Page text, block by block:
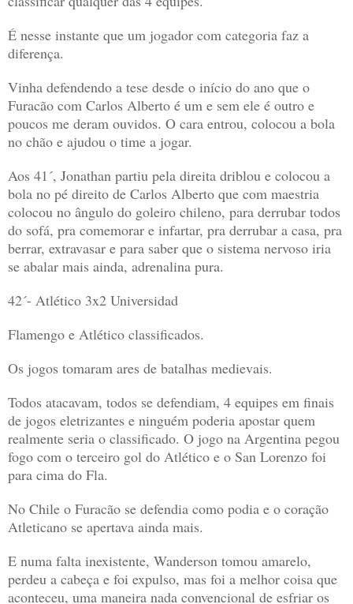
É nesse instante que um jogador com categoria faz a
diferença.
Vinha defendendo a tese desde o início do ano que o
Furacão com Carlos Alberto é um e sem ele é outro e
poucos me deram ouvidos. O cara entrou, colocou a bola
no chão e ajudou o time a jogar.
Aos 41´, Jonathan partiu pela direita driblou e colocou a
bola no pé direito de Carlos Alberto que com maestria
colocou no ângulo do goleiro chileno, para derrubar todos
do sofá, pra comemorar e infartar, pra derrubar a casa, pra
berrar, extravasar e para saber que o sistema nervoso iria
se abalar mais ainda, adrenalina pura.
42´- Atlético 3x2 Universidad
Flamengo e Atlético classificados.
Os jogos tomaram ares de batalhas medievais.
Todos atacavam, todos se defendiam, 4 equipes em finais
de jogos eletrizantes e ninguém poderia apostar quem
realmente seria o classificado. O jogo na Argentina pegou
fogo com o terceiro gol do Atlético e o San Lorenzo foi
para cima do Fla.
No Chile o Furacão se defendia como podia e o coração
Atleticano se apertava ainda mais.
E numa falta inexistente, Wanderson tomou amarelo,
perdeu a cabeça e foi expulso, mas foi a melhor coisa que
aconteceu, uma maneira nada convencional de esfriar os